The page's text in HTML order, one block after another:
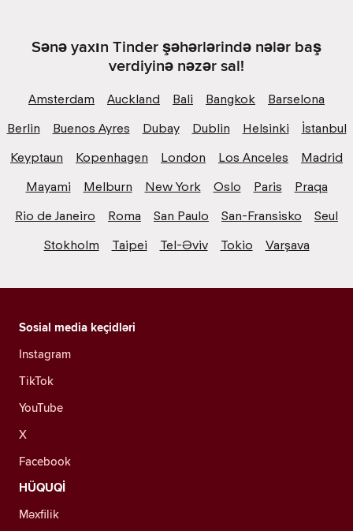
Sənə yaxın Tinder şəhərlərində nələr baş
verdiyinə nəzər sal!
Amsterdam Auckland Bali Bangkok
Barselona
Berlin
Buenos Ayres Dubay Dublin Helsinki
İstanbul
Keyptaun
Kopenhagen London Los Anceles
Madrid
Mayami
Melburn New York Oslo Paris
Praqa
Rio de Janeiro
Roma San Paulo San-Fransisko
Seul
Stokholm
Taipei Tel-Əviv Tokio Varşava
Sosial media keçidləri
Instagram
TikTok
YouTube
X
Facebook
HÜQUQİ
Məxfilik